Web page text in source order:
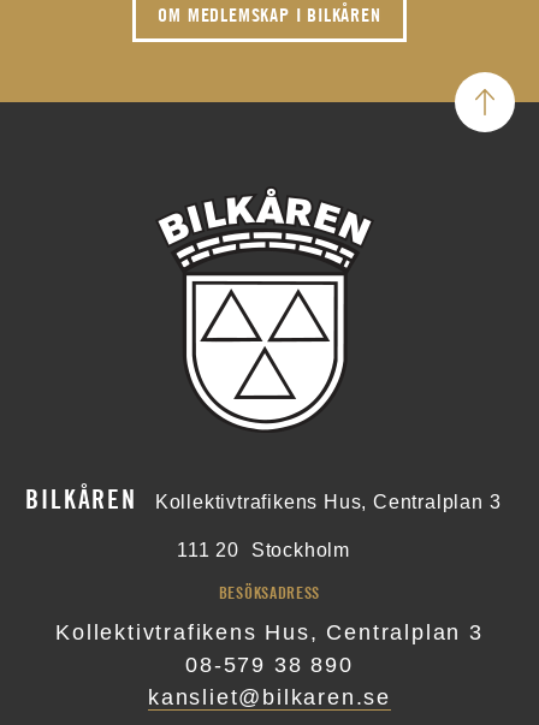
OM MEDLEMSKAP I BILKÅREN
BILKÅREN Kollektivtrafikens Hus, Centralplan 3
111 20 Stockholm
BESÖKSADRESS
Kollektivtrafikens Hus, Centralplan 3
08-579 38 890
kansliet@bilkaren.se